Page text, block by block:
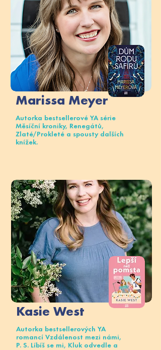
Marissa Meyer
Autorka bestsellerové YA série
Měsíční kroniky, Renegátů,
Zlaté/Prokleté a spousty dalších
knížek.
Kasie West
Autorka bestsellerových YA
romancí Vzdálenost mezi námi,
P. S. Líbíš se mi, Kluk odvedle a